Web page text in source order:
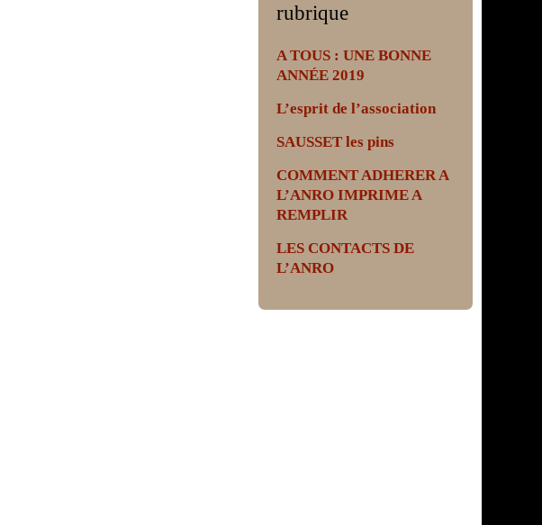
rubrique
A TOUS : UNE BONNE
ANNÉE 2019
L’esprit de l’association
SAUSSET les pins
COMMENT ADHERER A
L’ANRO IMPRIME A
REMPLIR
LES CONTACTS DE
L’ANRO